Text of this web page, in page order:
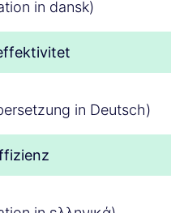
in dansk)
in Deutsch)